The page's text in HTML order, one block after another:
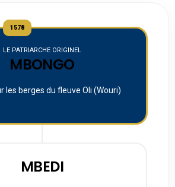
1578
LE PATRIARCHE ORIGINEL
MBONGO
les berges du fleuve Oli (Wouri)
MBEDI